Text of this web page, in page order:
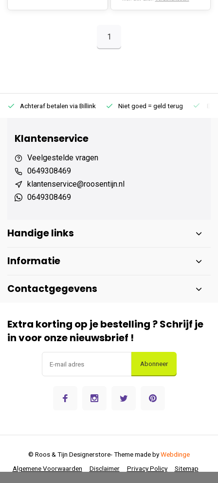
1
Achteraf betalen via Billink Niet goed = geld terug
Klantenservice
Veelgestelde vragen
0649308469
klantenservice@roosentijn.nl
0649308469
Handige links
Informatie
Contactgegevens
Extra korting op je bestelling ? Schrijf je
in voor onze nieuwsbrief !
Abonneer
Algemene Voorwaarden Disclaimer Privacy Policy Sitemap
© Roos & Tijn Designerstore- Theme made byWebdinge